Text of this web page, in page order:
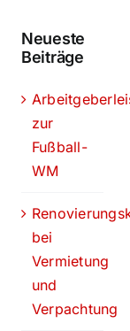
Neueste
Beiträge
zur
Fußball-
WM
bei
Vermietung
und
Verpachtung